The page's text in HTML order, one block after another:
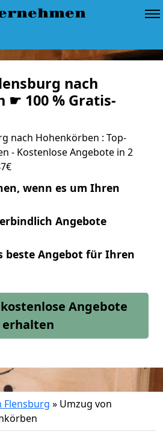
nach
☛ 100 % Gratis-
nach Hohenkörben : Top-
- Kostenlose Angebote in 2
wenn es um Ihren
Angebote
beste Angebot für Ihren
Angebote
erhalten
Flensburg » Umzug von